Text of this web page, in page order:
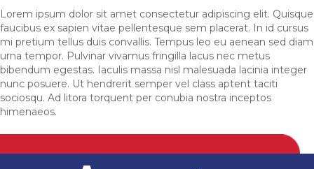
Lorem ipsum dolor sit amet consectetur adipiscing elit. Quisque
faucibus ex sapien vitae pellentesque sem placerat. In id cursus
mi pretium tellus duis convallis. Tempus leo eu aenean sed diam
urna tempor. Pulvinar vivamus fringilla lacus nec metus
bibendum egestas. Iaculis massa nisl malesuada lacinia integer
nunc posuere. Ut hendrerit semper vel class aptent taciti
sociosqu. Ad litora torquent per conubia nostra inceptos
himenaeos.